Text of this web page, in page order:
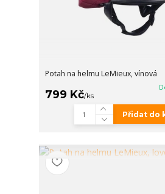
Potah na helmu LeMieux, vínová
799 Kč/ks
Přidat do